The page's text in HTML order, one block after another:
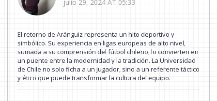
julio 29, 2024 AT 05:33
El retorno de Aránguiz representa un hito deportivo y
simbólico. Su experiencia en ligas europeas de alto nivel,
sumada a su comprensión del fútbol chileno, lo convierten en
un puente entre la modernidad y la tradición. La Universidad
de Chile no solo ficha a un jugador, sino a un referente táctico
y ético que puede transformar la cultura del equipo.